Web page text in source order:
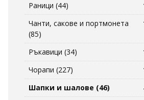
Раници (44)
Чанти, сакове и портмонета
(85)
Ръкавици (34)
Чорапи (227)
Шапки и шалове (46)